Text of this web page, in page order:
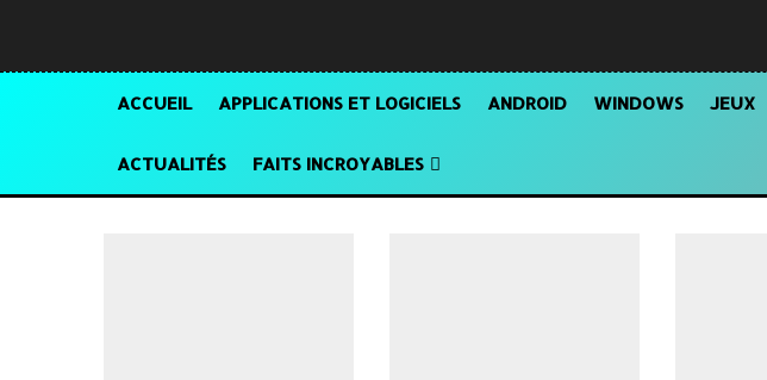
ACCUEIL APPLICATIONS ET LOGICIELS ANDROID WINDOWS JEUX
ACTUALITÉS FAITS INCROYABLES